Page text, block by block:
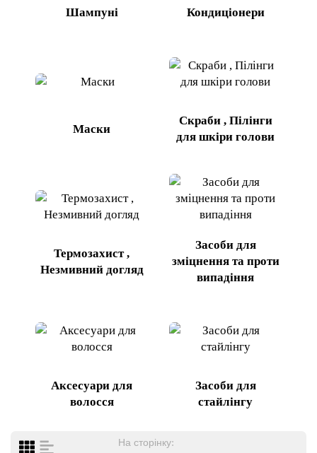
Шампуні Кондиціонери
Маски
Скраби , Пілінги
для шкіри голови
Термозахист ,
Незмивний догляд
Засоби для
зміцнення та проти
випадіння
Аксесуари для
волосся
Засоби для
стайлінгу
На сторінку: